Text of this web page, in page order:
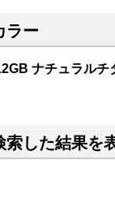
ラー
ナチュラルチ
索した結果を